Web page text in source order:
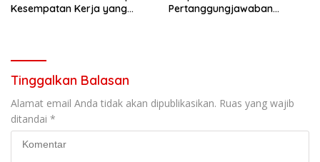
Kesempatan Kerja yang
Pertanggungjawaban
Tinggalkan Balasan
Alamat email Anda tidak akan dipublikasikan. Ruas yang wajib
ditandai *